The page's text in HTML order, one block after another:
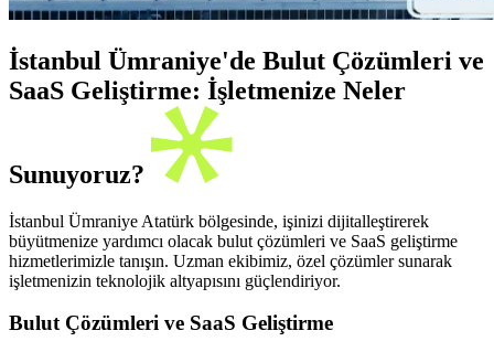
İstanbul Ümraniye'de Bulut Çözümleri ve
SaaS Geliştirme: İşletmenize Neler
Sunuyoruz?
İstanbul Ümraniye Atatürk bölgesinde, işinizi dijitalleştirerek
büyütmenize yardımcı olacak bulut çözümleri ve SaaS geliştirme
hizmetlerimizle tanışın. Uzman ekibimiz, özel çözümler sunarak
işletmenizin teknolojik altyapısını güçlendiriyor.
Bulut Çözümleri ve SaaS Geliştirme